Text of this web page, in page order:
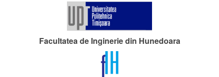
Facultatea de Inginerie din Hunedoara